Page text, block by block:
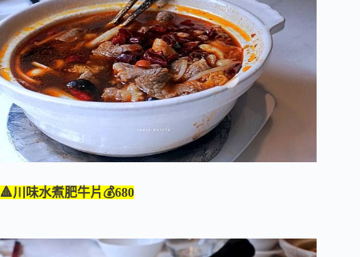
🔺川味水煮肥牛片💰680